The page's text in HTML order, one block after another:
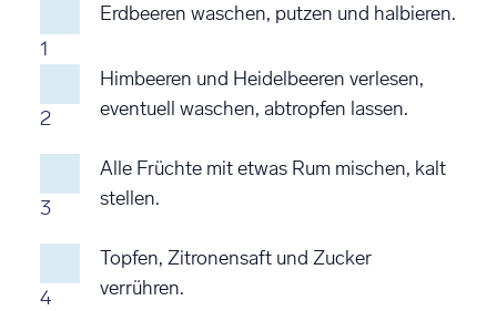
1
Erdbeeren waschen, putzen und halbieren.
2
Himbeeren und Heidelbeeren verlesen,
eventuell waschen, abtropfen lassen.
3
Alle Früchte mit etwas Rum mischen, kalt
stellen.
4
Topfen, Zitronensaft und Zucker
verrühren.